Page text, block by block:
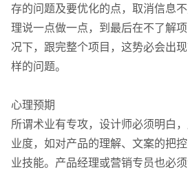
存的问题及要优化的点，取消信息
理说一点做一点，到最后在不了解
况下，跟完整个项目，这势必会出
样的问题。
心理预期
所谓术业有专攻，设计师必须明白
业度，如对产品的理解、文案的把
业技能。产品经理或营销专员也必